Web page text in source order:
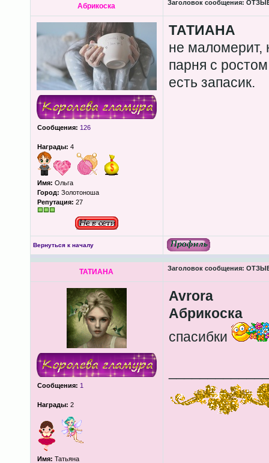
Абрикоска Заголовок сообщения:
Сообщения: 126
Награды: 4
Имя: Ольга
Город: Золотоноша
Репутация: 27
ТАТИАНА
не маломерит,
парня с
есть запасик.
Вернуться к началу
ТАТИАНА Заголовок сообщения:
Сообщения: 1
Награды: 2
Имя: Татьяна
Avrora
Абрикоска
спасибки